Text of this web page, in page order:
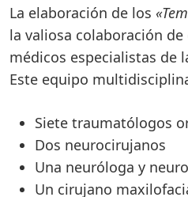
La elaboración de los
la valiosa colaboración
médicos especialistas de
Este equipo
Siete traumatólogos
Dos neurocirujanos
Una neuróloga y
Un cirujano